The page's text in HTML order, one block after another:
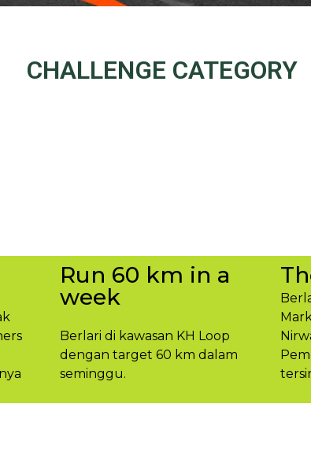
CHALLENGE CATEGORY
Run 60 km in a
week
Berlari di kawasan KH Loop
dengan target 60 km dalam
seminggu.​